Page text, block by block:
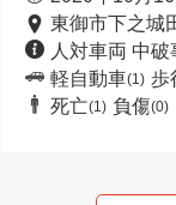
東御市下之城
人対車両 中破
軽自動車(1) 歩
死亡(1) 負傷(0)